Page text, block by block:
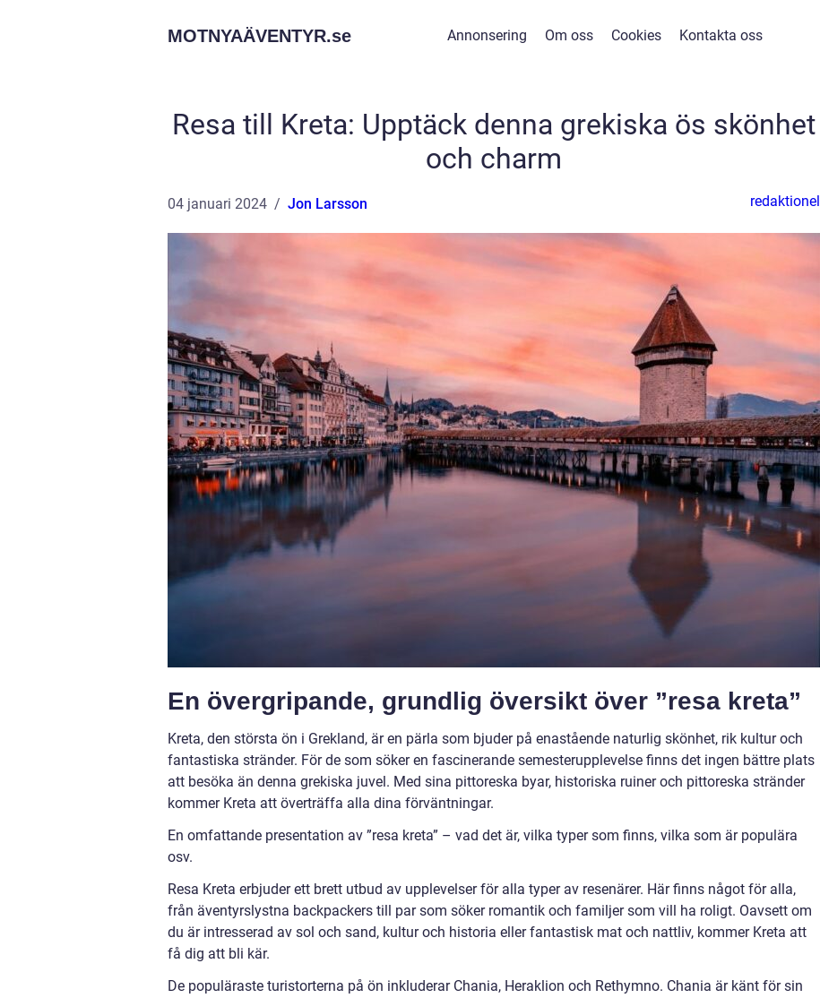
MOTNYAÄVENTYR.se Annonsering Om oss Cookies Kontakta oss
Resa till Kreta: Upptäck denna grekiska ös skönhet
och charm
04 januari 2024 Jon Larsson redaktionel
En övergripande, grundlig översikt över ”resa kreta”
Kreta, den största ön i Grekland, är en pärla som bjuder på enastående naturlig skönhet, rik kultur och
fantastiska stränder. För de som söker en fascinerande semesterupplevelse finns det ingen bättre plats
att besöka än denna grekiska juvel. Med sina pittoreska byar, historiska ruiner och pittoreska stränder
kommer Kreta att överträffa alla dina förväntningar.
En omfattande presentation av ”resa kreta” – vad det är, vilka typer som finns, vilka som är populära
osv.
Resa Kreta erbjuder ett brett utbud av upplevelser för alla typer av resenärer. Här finns något för alla,
från äventyrslystna backpackers till par som söker romantik och familjer som vill ha roligt. Oavsett om
du är intresserad av sol och sand, kultur och historia eller fantastisk mat och nattliv, kommer Kreta att
få dig att bli kär.
De populäraste turistorterna på ön inkluderar Chania, Heraklion och Rethymno. Chania är känt för sin